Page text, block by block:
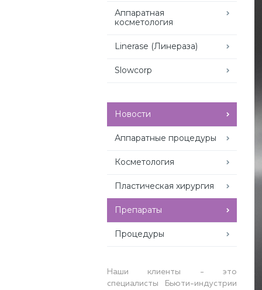
Аппаратная
косметология
Linerase (Линераза)
Slowcorp
Новости
Аппаратные процедуры
Косметология
Пластическая хирургия
Препараты
Процедуры
Наши клиенты - это
специалисты Бьюти-индустрии